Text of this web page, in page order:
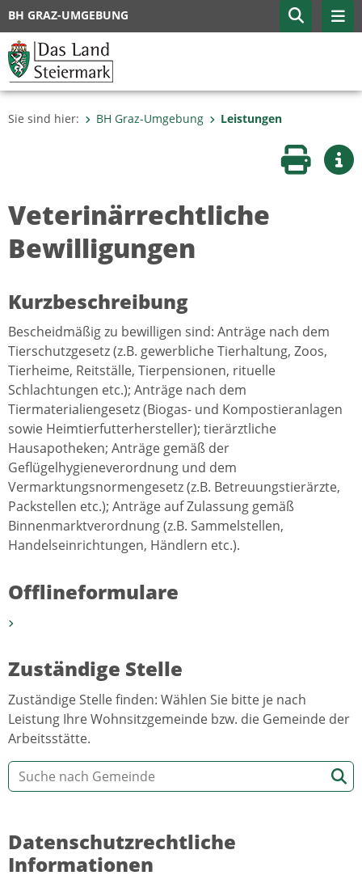
BH GRAZ-UMGEBUNG
Sie sind hier: BH Graz-Umgebung Leistungen
Seite
Veterinärrechtliche
Bewilligungen
Kurzbeschreibung
Bescheidmäßig zu bewilligen sind: Anträge nach dem
Tierschutzgesetz (z.B. gewerbliche Tierhaltung, Zoos,
Tierheime, Reitställe, Tierpensionen, rituelle
Schlachtungen etc.); Anträge nach dem
Tiermaterialiengesetz (Biogas- und Kompostieranlagen
sowie Heimtierfutterhersteller); tierärztliche
Hausapotheken; Anträge gemäß der
Geflügelhygieneverordnung und dem
Vermarktungsnormengesetz (z.B. Betreuungstierärzte,
Packstellen etc.); Anträge auf Zulassung gemäß
Binnenmarktverordnung (z.B. Sammelstellen,
Handelseinrichtungen, Händlern etc.).
Offlineformulare
Zuständige Stelle
Zuständige Stelle finden: Wählen Sie bitte je nach
Leistung Ihre Wohnsitzgemeinde bzw. die Gemeinde der
Arbeitsstätte.
Datenschutzrechtliche
Informationen